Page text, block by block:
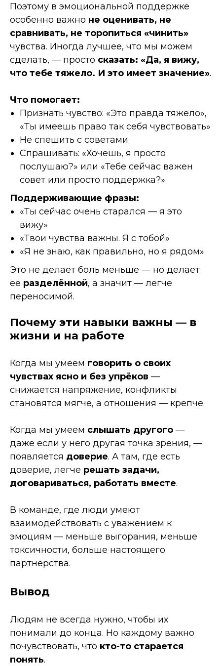
Поэтому в эмоциональной поддержке
особенно важно не оценивать, не
сравнивать, не торопиться «чинить»
чувства. Иногда лучшее, что мы можем
сделать, — просто сказать: «Да, я вижу,
что тебе тяжело. И это имеет значение».
Что помогает:
Признать чувство: «Это правда тяжело»,
«Ты имеешь право так себя чувствовать»
Не спешить с советами
Спрашивать: «Хочешь, я просто
послушаю?» или «Тебе сейчас важен
совет или просто поддержка?»
Поддерживающие фразы:
«Ты сейчас очень старался — я это
вижу»
«Твои чувства важны. Я с тобой»
«Я не знаю, как правильно, но я рядом»
Это не делает боль меньше — но делает
её разделённой, а значит — легче
переносимой.
Почему эти навыки важны — в
жизни и на работе
Когда мы умеем говорить о своих
чувствах ясно и без упрёков —
снижается напряжение, конфликты
становятся мягче, а отношения — крепче.
Когда мы умеем слышать другого —
даже если у него другая точка зрения, —
появляется доверие. А там, где есть
доверие, легче решать задачи,
договариваться, работать вместе.
В команде, где люди умеют
взаимодействовать с уважением к
эмоциям — меньше выгорания, меньше
токсичности, больше настоящего
партнёрства.
Вывод
Людям не всегда нужно, чтобы их
понимали до конца. Но каждому важно
почувствовать, что кто-то старается
понять.